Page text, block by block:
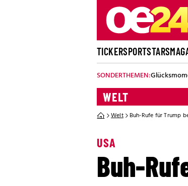
TICKERSPORTSTARS
SONDERTHEMEN:
WELT
Welt Buh-Rufe für Trump
USA
Buh-